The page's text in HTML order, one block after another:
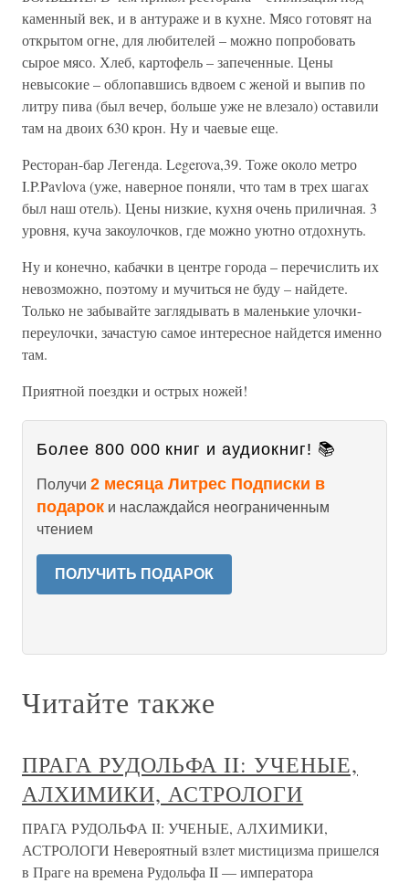
каменный век, и в антураже и в кухне. Мясо готовят на
открытом огне, для любителей – можно попробовать
сырое мясо. Хлеб, картофель – запеченные. Цены
невысокие – облопавшись вдвоем с женой и выпив по
литру пива (был вечер, больше уже не влезало) оставили
там на двоих 630 крон. Ну и чаевые еще.
Ресторан-бар Легенда. Legerova,39. Тоже около метро
I.P.Pavlova (уже, наверное поняли, что там в трех шагах
был наш отель). Цены низкие, кухня очень приличная. 3
уровня, куча закоулочков, где можно уютно отдохнуть.
Ну и конечно, кабачки в центре города – перечислить их
невозможно, поэтому и мучиться не буду – найдете.
Только не забывайте заглядывать в маленькие улочки-
переулочки, зачастую самое интересное найдется именно
там.
Приятной поездки и острых ножей!
Более 800 000 книг и аудиокниг! 📚
Получи 2 месяца Литрес Подписки в
подарок и наслаждайся неограниченным
чтением
ПОЛУЧИТЬ ПОДАРОК
Читайте также
ПРАГА РУДОЛЬФА II: УЧЕНЫЕ,
АЛХИМИКИ, АСТРОЛОГИ
ПРАГА РУДОЛЬФА II: УЧЕНЫЕ, АЛХИМИКИ,
АСТРОЛОГИ Невероятный взлет мистицизма пришелся
в Праге на времена Рудольфа II — императора